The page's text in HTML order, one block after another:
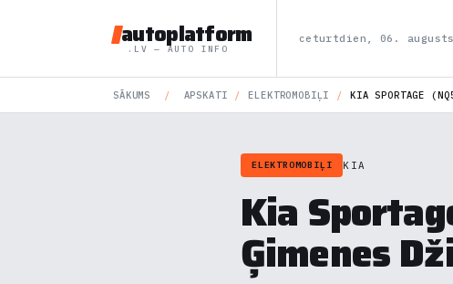
autoplatform
.LV — AUTO INFO
ceturtdien, 06.
SĀKUMS / APSKATI / ELEKTROMOBIĻI / KIA SPORTAGE
ELEKTROMOBIĻI KIA
Kia
Ģimenes